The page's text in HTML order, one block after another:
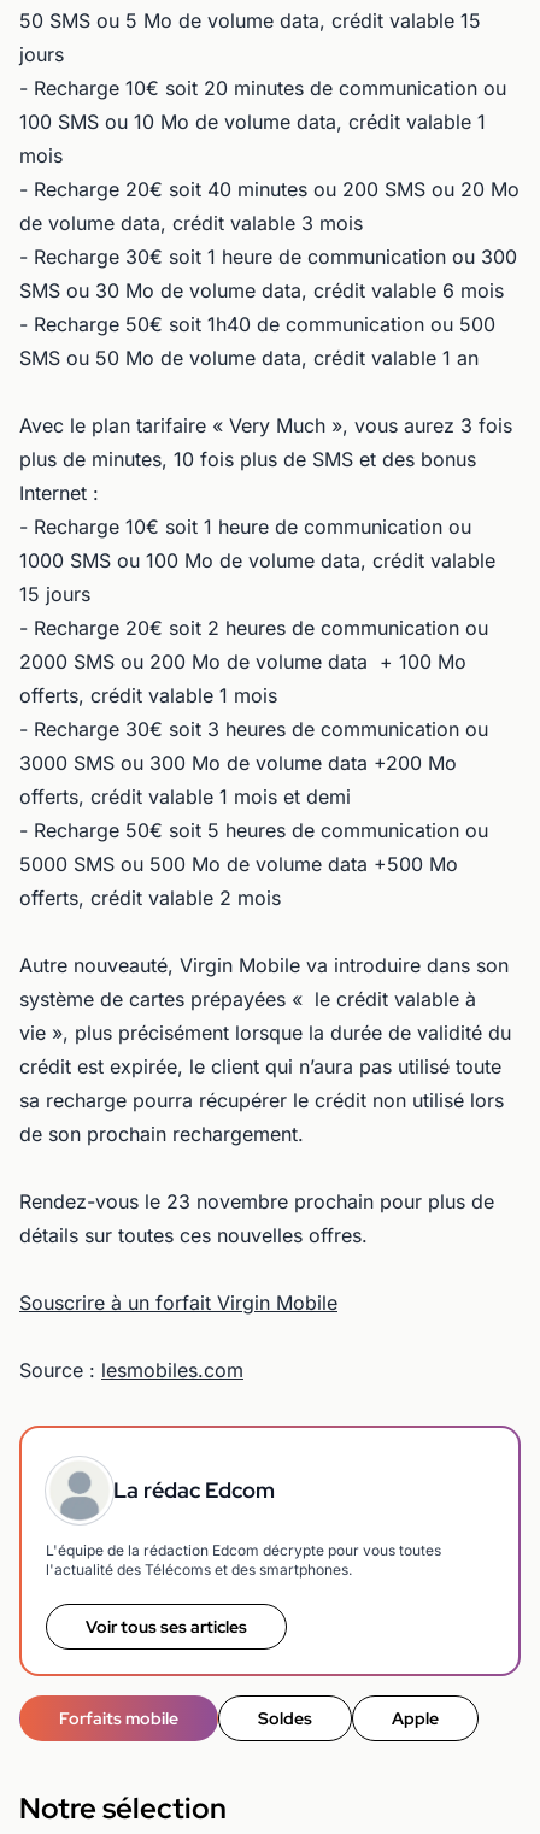
50 SMS ou 5 Mo de volume data, crédit valable 15
jours
- Recharge 10€ soit 20 minutes de communication ou
100 SMS ou 10 Mo de volume data, crédit valable 1
mois
- Recharge 20€ soit 40 minutes ou 200 SMS ou 20 Mo
de volume data, crédit valable 3 mois
- Recharge 30€ soit 1 heure de communication ou 300
SMS ou 30 Mo de volume data, crédit valable 6 mois
- Recharge 50€ soit 1h40 de communication ou 500
SMS ou 50 Mo de volume data, crédit valable 1 an
Avec le plan tarifaire « Very Much », vous aurez 3 fois
plus de minutes, 10 fois plus de SMS et des bonus
Internet :
- Recharge 10€ soit 1 heure de communication ou
1000 SMS ou 100 Mo de volume data, crédit valable
15 jours
- Recharge 20€ soit 2 heures de communication ou
2000 SMS ou 200 Mo de volume data + 100 Mo
offerts, crédit valable 1 mois
- Recharge 30€ soit 3 heures de communication ou
3000 SMS ou 300 Mo de volume data +200 Mo
offerts, crédit valable 1 mois et demi
- Recharge 50€ soit 5 heures de communication ou
5000 SMS ou 500 Mo de volume data +500 Mo
offerts, crédit valable 2 mois
Autre nouveauté, Virgin Mobile va introduire dans son
système de cartes prépayées « le crédit valable à
vie », plus précisément lorsque la durée de validité du
crédit est expirée, le client qui n’aura pas utilisé toute
sa recharge pourra récupérer le crédit non utilisé lors
de son prochain rechargement.
Rendez-vous le 23 novembre prochain pour plus de
détails sur toutes ces nouvelles offres.
Souscrire à un forfait Virgin Mobile
Source : lesmobiles.com
La rédac Edcom
L'équipe de la rédaction Edcom décrypte pour vous toutes
l'actualité des Télécoms et des smartphones.
Voir tous ses articles
Forfaits mobile Soldes Apple
Notre sélection